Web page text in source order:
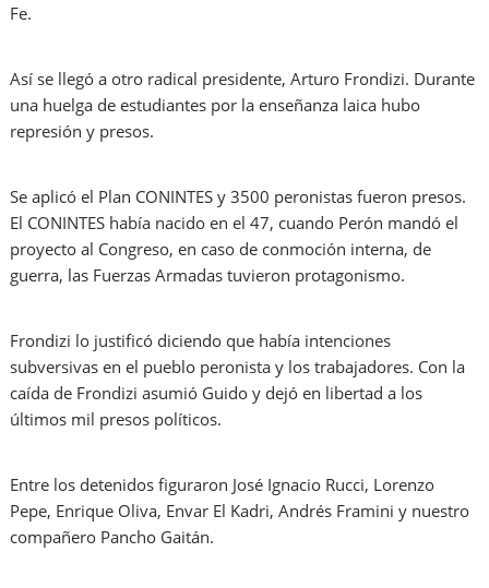
Fe.
Así se llegó a otro radical presidente, Arturo Frondizi. Durante
una huelga de estudiantes por la enseñanza laica hubo
represión y presos.
Se aplicó el Plan CONINTES y 3500 peronistas fueron presos.
El CONINTES había nacido en el 47, cuando Perón mandó el
proyecto al Congreso, en caso de conmoción interna, de
guerra, las Fuerzas Armadas tuvieron protagonismo.
Frondizi lo justificó diciendo que había intenciones
subversivas en el pueblo peronista y los trabajadores. Con la
caída de Frondizi asumió Guido y dejó en libertad a los
últimos mil presos políticos.
Entre los detenidos figuraron José Ignacio Rucci, Lorenzo
Pepe, Enrique Oliva, Envar El Kadri, Andrés Framini y nuestro
compañero Pancho Gaitán.